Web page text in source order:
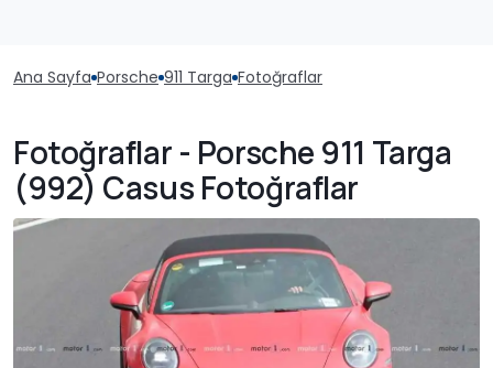
Ana Sayfa Porsche 911 Targa Fotoğraflar
Fotoğraflar - Porsche 911 Targa
(992) Casus Fotoğraflar